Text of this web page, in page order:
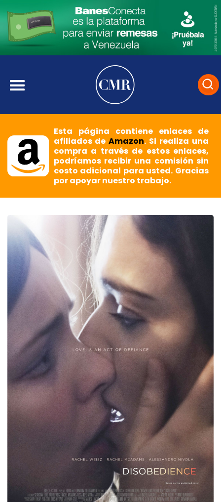
Esta página contiene enlaces de
afiliados deAmazon. Si realiza una
compra a través de estos enlaces,
podríamos recibir una comisión sin
costo adicional para usted. Gracias
por apoyar nuestro trabajo.